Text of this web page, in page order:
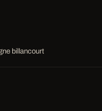
billancourt